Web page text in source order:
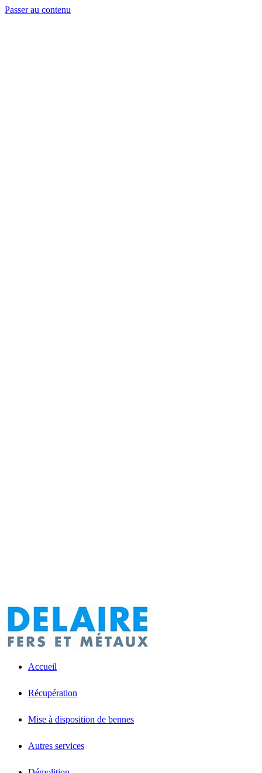
Passer au contenu
Accueil
Récupération
Mise à disposition de bennes
Autres services